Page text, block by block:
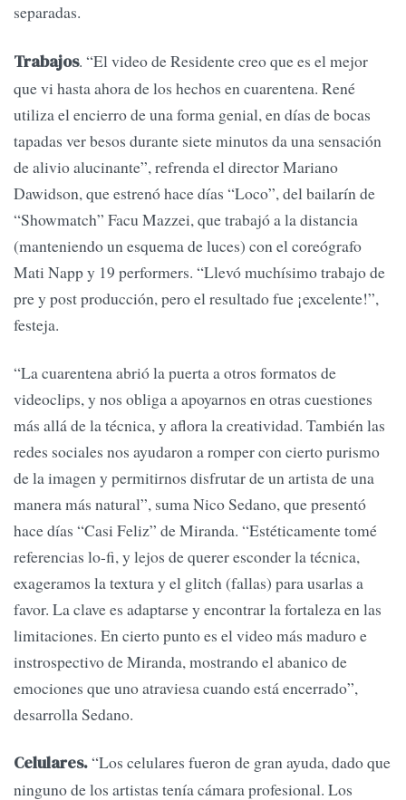
separadas.
Trabajos. “El video de Residente creo que es el mejor
que vi hasta ahora de los hechos en cuarentena. René
utiliza el encierro de una forma genial, en días de bocas
tapadas ver besos durante siete minutos da una sensación
de alivio alucinante”, refrenda el director Mariano
Dawidson, que estrenó hace días “Loco”, del bailarín de
“Showmatch” Facu Mazzei, que trabajó a la distancia
(manteniendo un esquema de luces) con el coreógrafo
Mati Napp y 19 performers. “Llevó muchísimo trabajo de
pre y post producción, pero el resultado fue ¡excelente!”,
festeja.
“La cuarentena abrió la puerta a otros formatos de
videoclips, y nos obliga a apoyarnos en otras cuestiones
más allá de la técnica, y aflora la creatividad. También las
redes sociales nos ayudaron a romper con cierto purismo
de la imagen y permitirnos disfrutar de un artista de una
manera más natural”, suma Nico Sedano, que presentó
hace días “Casi Feliz” de Miranda. “Estéticamente tomé
referencias lo-fi, y lejos de querer esconder la técnica,
exageramos la textura y el glitch (fallas) para usarlas a
favor. La clave es adaptarse y encontrar la fortaleza en las
limitaciones. En cierto punto es el video más maduro e
instrospectivo de Miranda, mostrando el abanico de
emociones que uno atraviesa cuando está encerrado”,
desarrolla Sedano.
Celulares.“Los celulares fueron de gran ayuda, dado que
ninguno de los artistas tenía cámara profesional. Los